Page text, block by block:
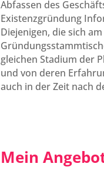
Abfassen des
Existenzgründung
Diejenigen, die sich
gleichen Stadium der
und von deren
auch in der Zeit nach
Mein